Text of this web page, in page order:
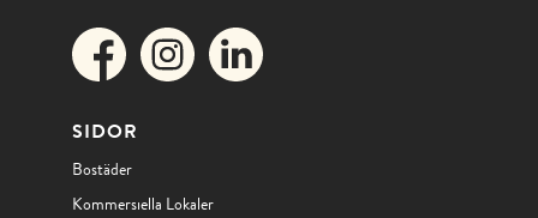
SIDOR
Bostäder
Kommersiella Lokaler